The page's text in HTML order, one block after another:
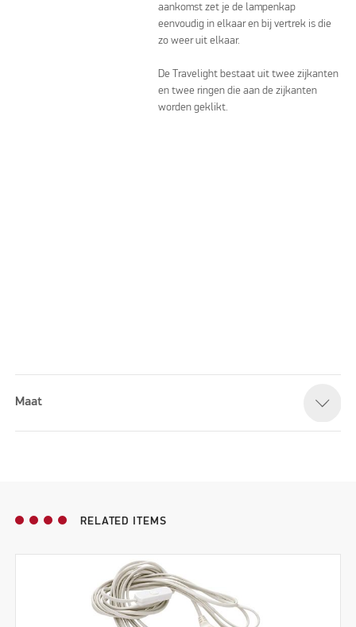
aankomst zet je de lampenkap
eenvoudig in elkaar en bij vertrek is die
zo weer uit elkaar.
De Travelight bestaat uit twee zijkanten
en twee ringen die aan de zijkanten
worden geklikt.
Please accept marketing cookies to watch this video
Maat
RELATED ITEMS